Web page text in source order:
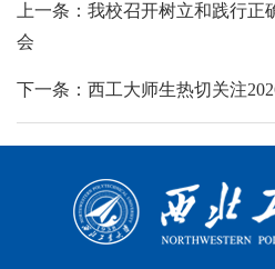
上一条：我校召开树立和践行
会
下一条：西工大师生热切关注